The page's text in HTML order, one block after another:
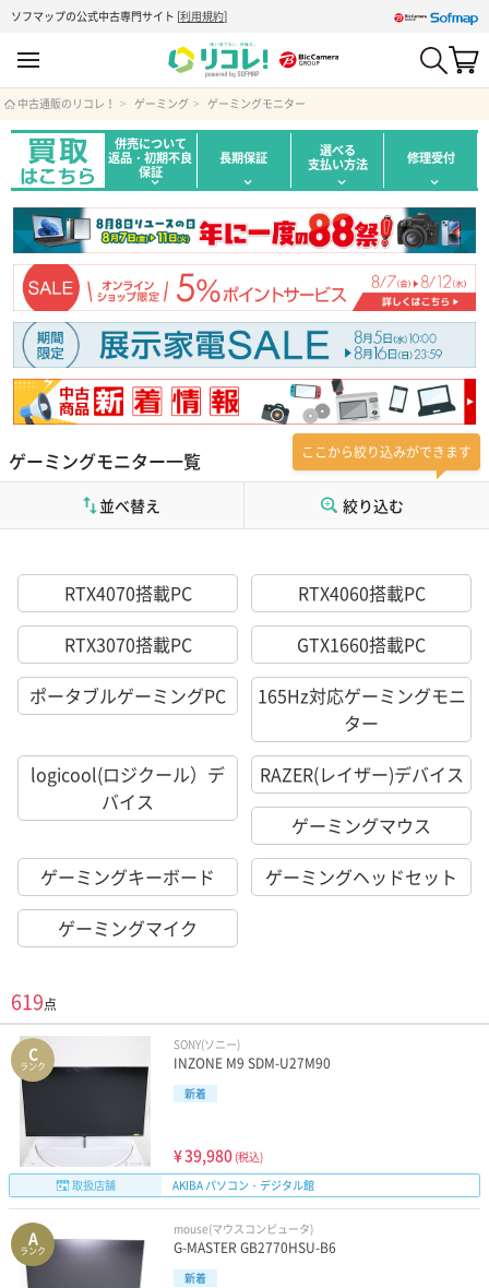
ソフマップの公式中古専門サイト [利用規約]
中古通販のリコレ！ ゲーミング ゲーミングモニター
併売について
返品・初期不良
保証
長期保証 選べる
支払い方法 修理受付
ゲーミングモニター一覧 ここから絞り込みができます
絞り込む
並べ替え
RTX4070搭載PC
RTX4060搭載PC
RTX3070搭載PC
GTX1660搭載PC
ポータブルゲーミングPC
165Hz対応ゲーミングモニ
ター
logicool(ロジクール）デ
バイス
RAZER(レイザー)デバイス
ゲーミングマウス
ゲーミングキーボード
ゲーミングヘッドセット
ゲーミングマイク
619点
C
ランク
SONY(ソニー)
INZONE M9 SDM-U27M90
新着
¥39,980 (税込)
取扱店舗
AKIBA パソコン・デジタル館
A
ランク
mouse(マウスコンピュータ)
G-MASTER GB2770HSU-B6
新着